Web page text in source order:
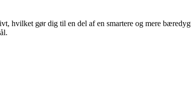
gør dig til en del af en smartere og mere